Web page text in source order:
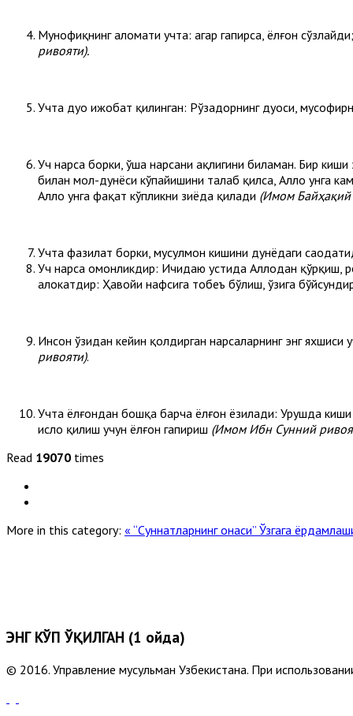
Мунофиқнинг аломати учта: агар гапирса, ёлғон
ривояти).
Учта дуо ижобат қилинган: Рўзадорнинг дуоси,
Уч нарса борки, ўша нарсани ҳақлигини биламан. Бир
билан мол-дунёси кўпайишини талаб қилса, Аллоҳ унга
Аллоҳ унга фақат кўпликни зиёда қилади (Имом Байҳақий
Учта фазилат борки, мусулмон кишини дунёдаги
Уч нарса омонликдир: Ичидаю устида Аллоҳдан қўрқиш,
ҳалокатдир: Ҳавойи нафсига тобеъ бўлиш, ўзига
Инсон ўзидан кейин қолдирган нарсаларнинг энг
ривояти).
Учта ёлғондан бошқа барча ёлғон ёзилади: Урушда
ислоҳ қилиш учун ёлғон гапириш (Имом Ибн Сунний
Read 19070 times
More in this category: « “Суннатларнинг онаси” Ўзгага
ЭНГ КЎП ЎҚИЛГАН (1 ойда)
© 2016. Управление мусульман Узбекистана. При